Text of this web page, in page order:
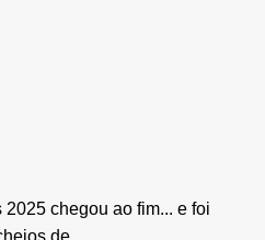
2025 chegou ao fim... e foi
de...